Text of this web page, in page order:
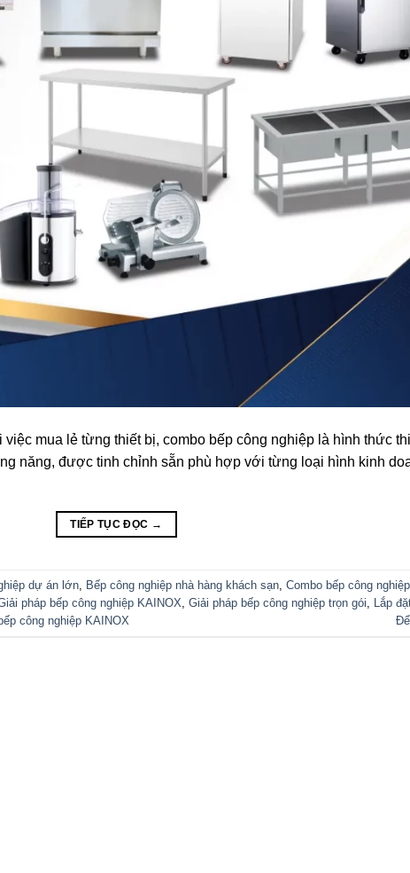
mua lẻ từng thiết bị, combo bếp công nghiệp là hình thức
năng, được tinh chỉnh sẵn phù hợp với từng loại hình kinh
TIẾP TỤC ĐỌC →
dự án lớn Bếp công nghiệp nhà hàng khách sạn Combo bếp công nghiệp
pháp bếp công nghiệp KAINOX Giải pháp bếp công nghiệp trọn gói
Lắp
công nghiệp KAINOX